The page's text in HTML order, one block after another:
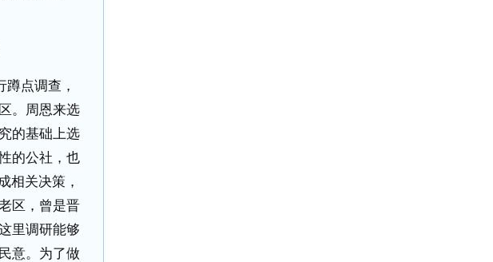
点调查，
。周恩来选
的基础上选
的公社，也
相关决策，
区，曾是晋
里调研能够
意。为了做